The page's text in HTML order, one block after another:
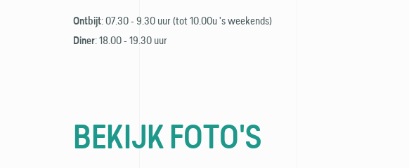
Ontbijt: 07.30 - 9.30 uur (tot 10.00u 's weekends)
Diner: 18.00 - 19.30 uur
BEKIJK FOTO'S